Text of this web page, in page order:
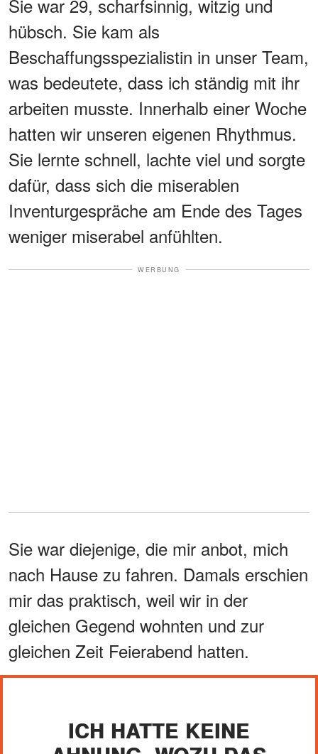
Sie war 29, scharfsinnig, witzig und
hübsch. Sie kam als
Beschaffungsspezialistin in unser Team,
was bedeutete, dass ich ständig mit ihr
arbeiten musste. Innerhalb einer Woche
hatten wir unseren eigenen Rhythmus.
Sie lernte schnell, lachte viel und sorgte
dafür, dass sich die miserablen
Inventurgespräche am Ende des Tages
weniger miserabel anfühlten.
WERBUNG
Sie war diejenige, die mir anbot, mich
nach Hause zu fahren. Damals erschien
mir das praktisch, weil wir in der
gleichen Gegend wohnten und zur
gleichen Zeit Feierabend hatten.
ICH HATTE KEINE